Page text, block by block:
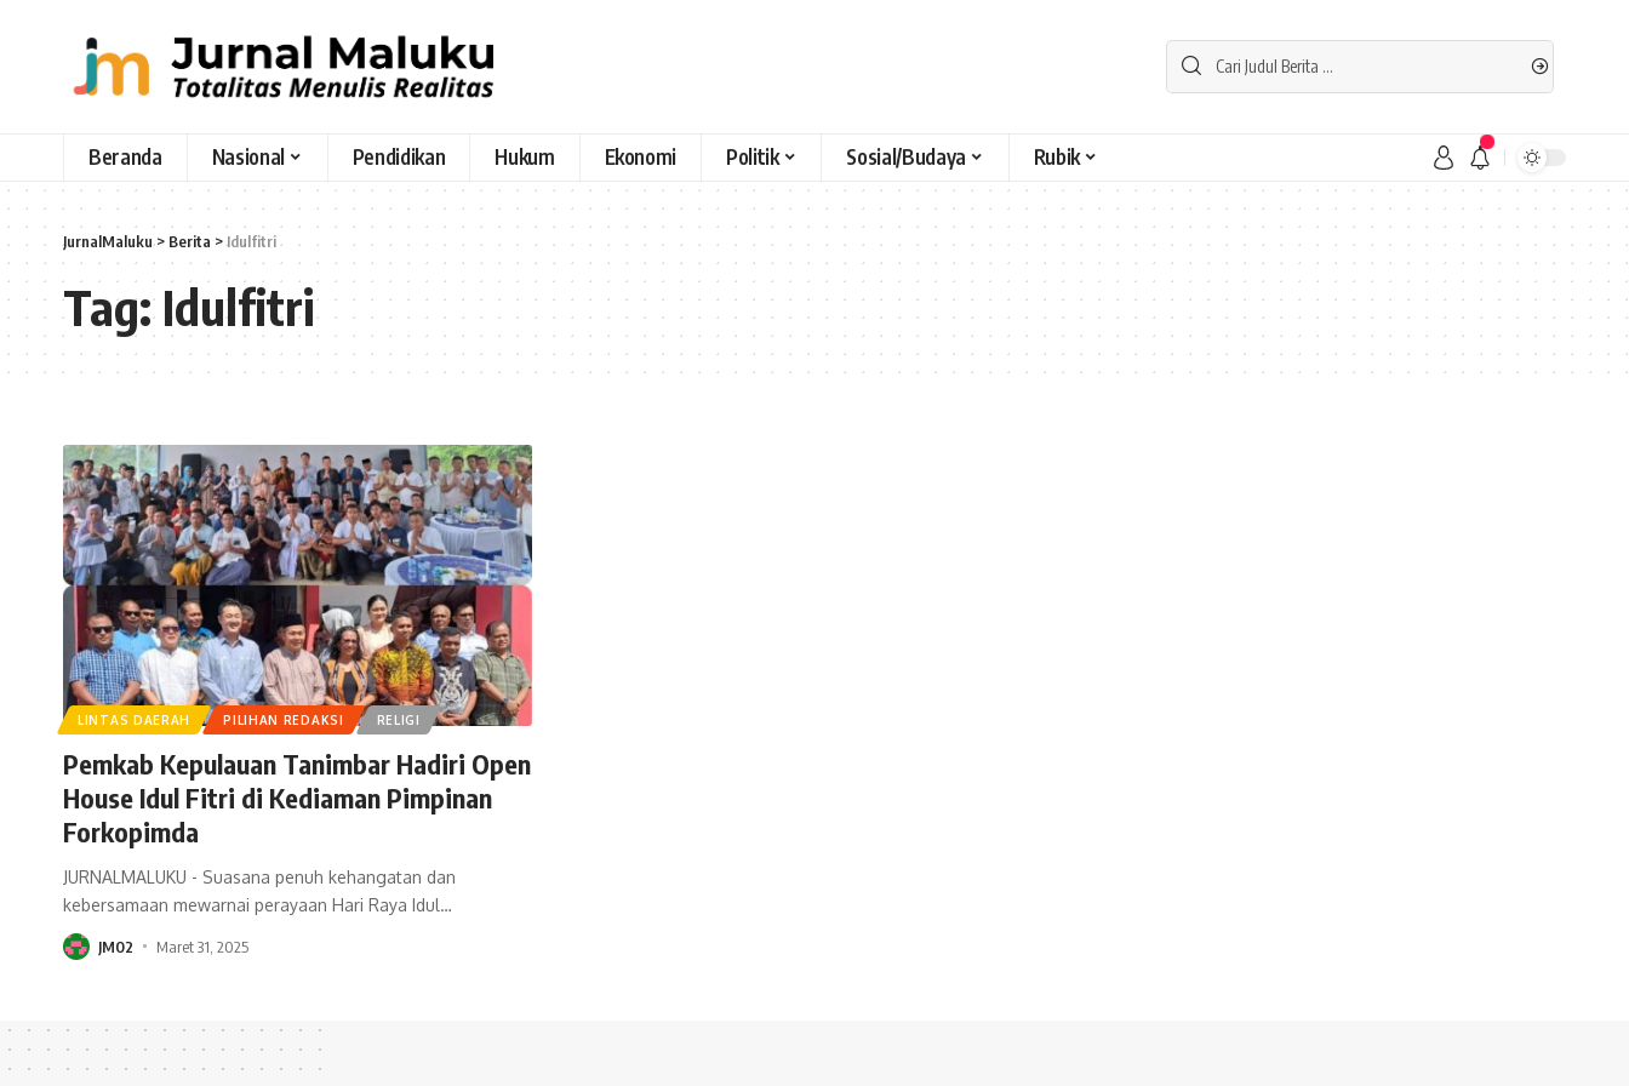
Beranda Nasional Pendidikan Hukum Ekonomi Politik Sosial/Budaya Rubik
JurnalMaluku> Berita >Idulfitri
Tag:Idulfitri
LINTAS DAERAH PILIHAN REDAKSI RELIGI
Pemkab Kepulauan Tanimbar Hadiri Open
House Idul Fitri di Kediaman Pimpinan
Forkopimda
JURNALMALUKU - Suasana penuh kehangatan dan
kebersamaan mewarnai perayaan Hari Raya Idul…
JM02 Maret 31, 2025